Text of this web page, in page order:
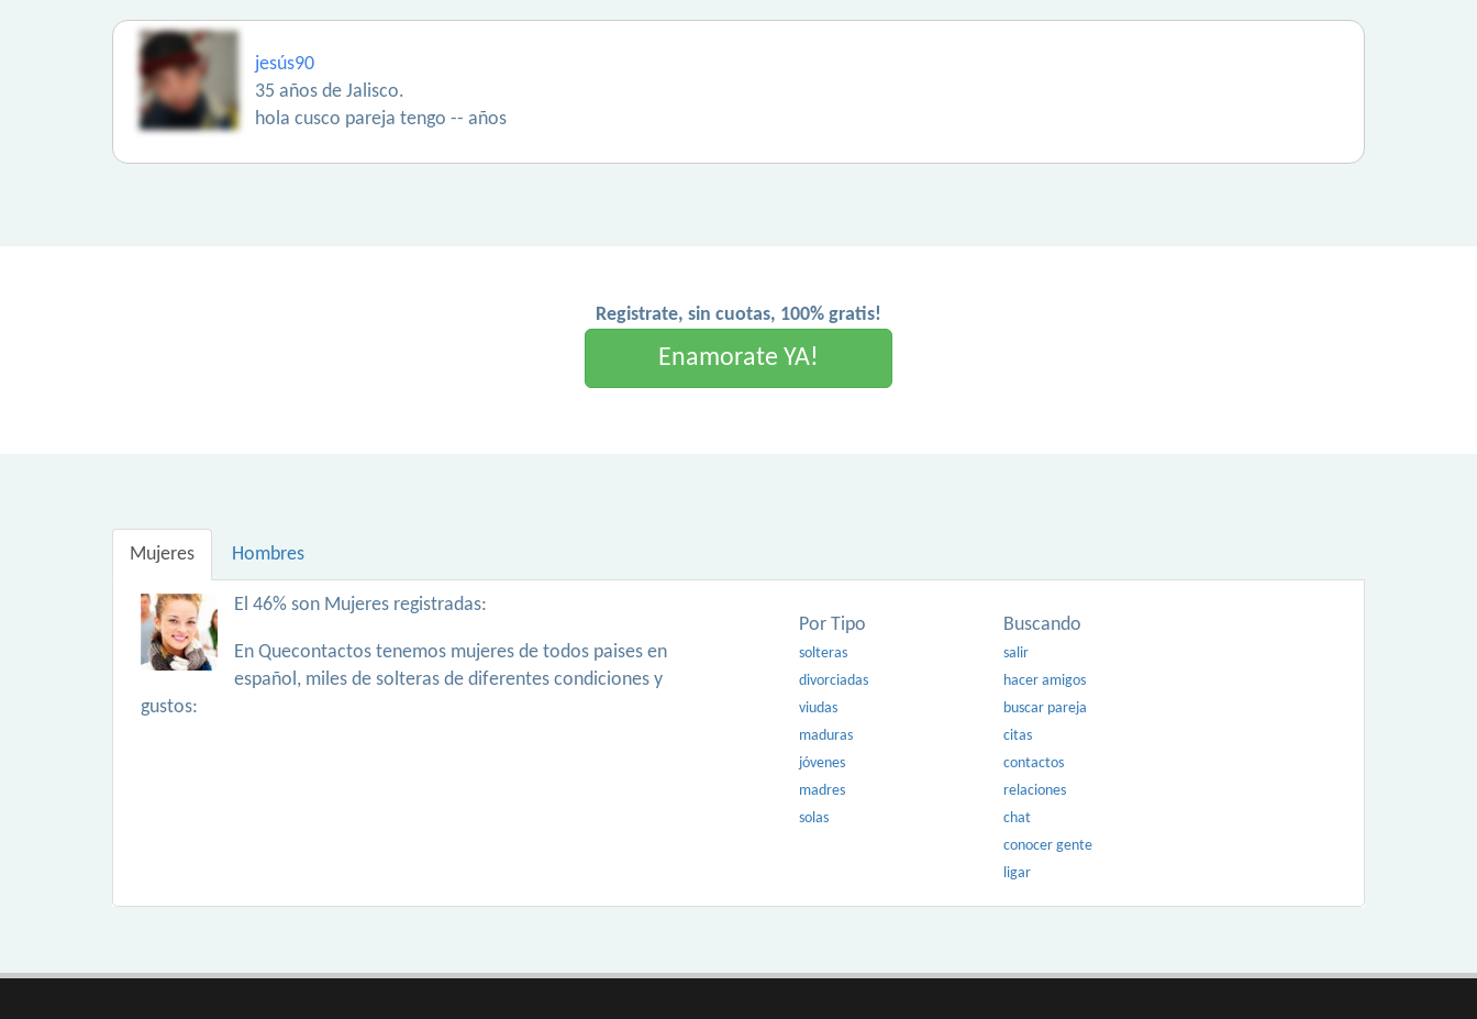
jesús90
35 años de Jalisco.
hola cusco pareja tengo -- años
Registrate, sin cuotas, 100% gratis!
Enamorate YA!
Mujeres Hombres
El 46% son Mujeres registradas:
En Quecontactos tenemos mujeres de todos paises en
español, miles de solteras de diferentes condiciones y
gustos:
Por Tipo
solteras
divorciadas
viudas
maduras
jóvenes
madres
solas
Buscando
salir
hacer amigos
buscar pareja
citas
contactos
relaciones
chat
conocer gente
ligar